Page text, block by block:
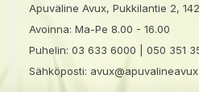
Apuväline Avux, Pukkilantie 2,
Avoinna: Ma-Pe 8.00 - 16.00
Puhelin: 03 633 6000
050 351
Sähköposti: